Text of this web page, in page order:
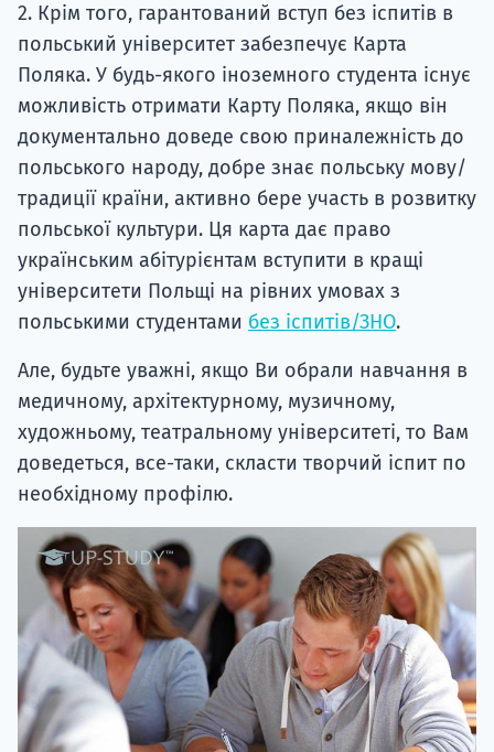
2. Крім того, гарантований вступ без іспитів в
польський університет забезпечує Карта
Поляка. У будь-якого іноземного студента існує
можливість отримати Карту Поляка, якщо він
документально доведе свою приналежність до
польського народу, добре знає польську мову/
традиції країни, активно бере участь в розвитку
польської культури. Ця карта дає право
українським абітурієнтам вступити в кращі
університети Польщі на рівних умовах з
польськими студентами без іспитів/ЗНО.
Але, будьте уважні, якщо Ви обрали навчання в
медичному, архітектурному, музичному,
художньому, театральному університеті, то Вам
доведеться, все-таки, скласти творчий іспит по
необхідному профілю.